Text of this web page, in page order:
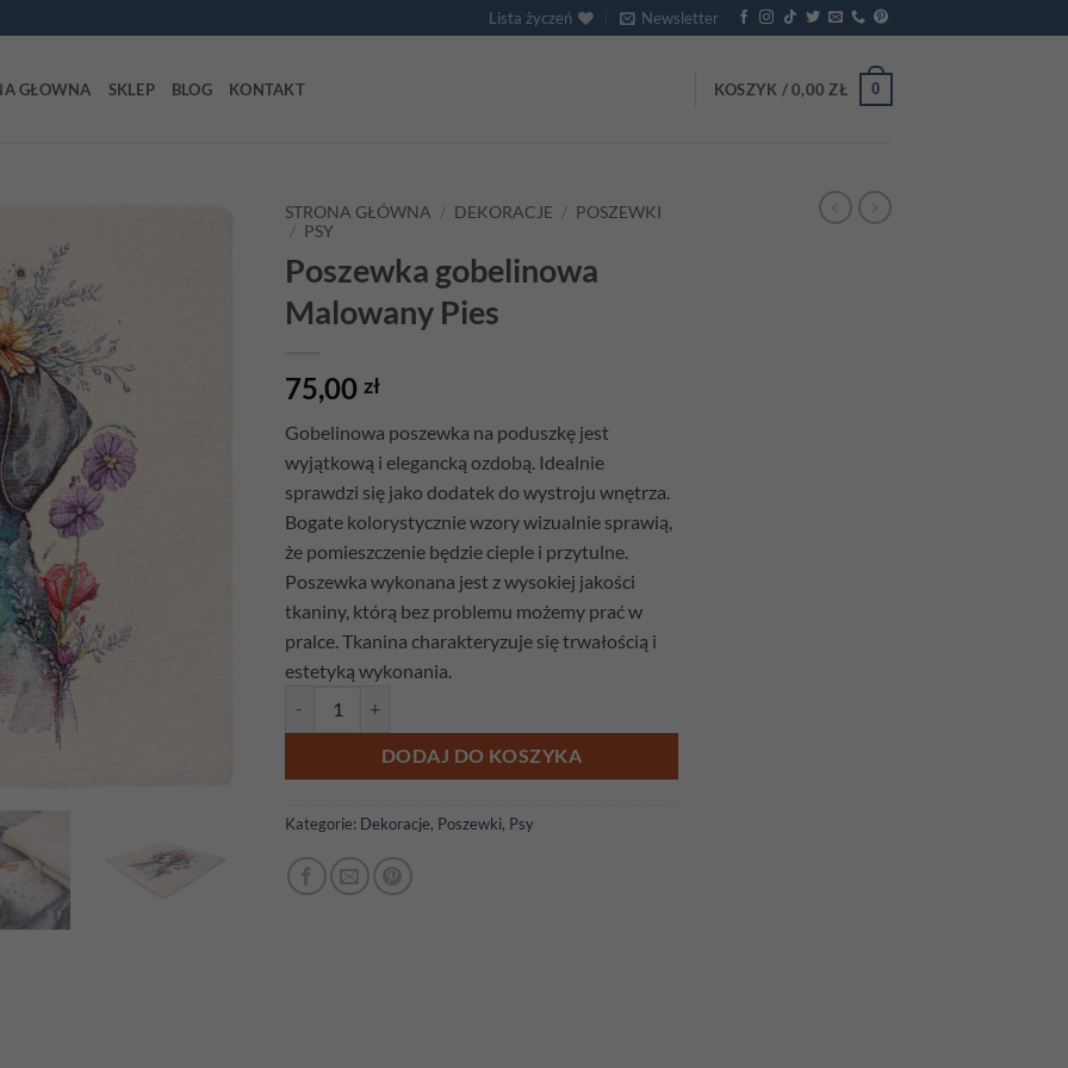
Lista życzeń Newsletter
GŁOWNA SKLEP BLOG KONTAKT KOSZYK /0,00 ZŁ 0
STRONA GŁÓWNA / DEKORACJE / POSZEWKI
/ PSY
Poszewka gobelinowa
Malowany Pies
75,00 zł
Gobelinowa poszewka na poduszkę jest
wyjątkową i elegancką ozdobą. Idealnie
sprawdzi się jako dodatek do wystroju wnętrza.
Bogate kolorystycznie wzory wizualnie sprawią,
że pomieszczenie będzie cieple i przytulne.
Poszewka wykonana jest z wysokiej jakości
tkaniny, którą bez problemu możemy prać w
pralce. Tkanina charakteryzuje się trwałością i
estetyką wykonania.
DODAJ DO KOSZYKA
Kategorie: Dekoracje, Poszewki, Psy